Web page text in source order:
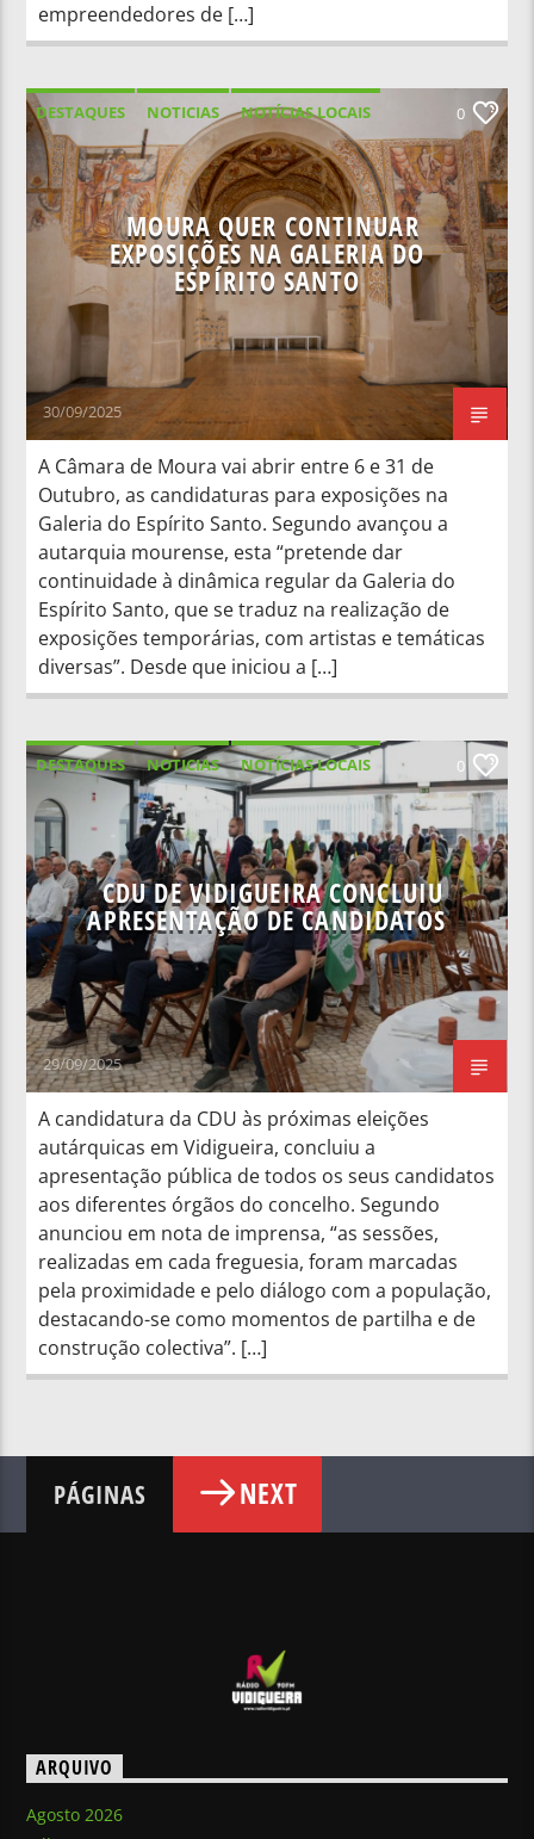
empreendedores de […]
DESTAQUES NOTICIAS
NOTÍCIAS LOCAIS
NOTÍCIAS NACIONAIS
0
MOURA QUER CONTINUAR
EXPOSIÇÕES NA GALERIA DO
ESPÍRITO SANTO
30/09/2025
A Câmara de Moura vai abrir entre 6 e 31 de
Outubro, as candidaturas para exposições na
Galeria do Espírito Santo. Segundo avançou a
autarquia mourense, esta “pretende dar
continuidade à dinâmica regular da Galeria do
Espírito Santo, que se traduz na realização de
exposições temporárias, com artistas e temáticas
diversas”. Desde que iniciou a […]
DESTAQUES NOTICIAS
NOTÍCIAS LOCAIS
NOTÍCIAS NACIONAIS
0
CDU DE VIDIGUEIRA CONCLUIU
APRESENTAÇÃO DE CANDIDATOS
29/09/2025
A candidatura da CDU às próximas eleições
autárquicas em Vidigueira, concluiu a
apresentação pública de todos os seus candidatos
aos diferentes órgãos do concelho. Segundo
anunciou em nota de imprensa, “as sessões,
realizadas em cada freguesia, foram marcadas
pela proximidade e pelo diálogo com a população,
destacando-se como momentos de partilha e de
construção colectiva”. […]
PÁGINAS NEXT
ARQUIVO
Agosto 2026